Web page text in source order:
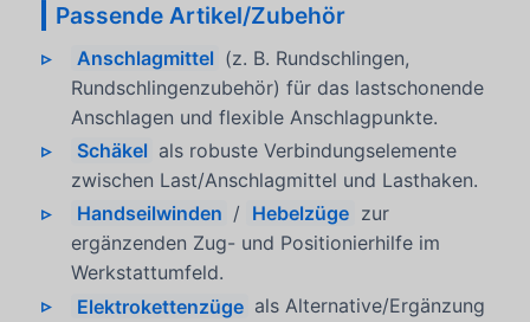
Passende Artikel/Zubehör
Anschlagmittel (z. B. Rundschlingen,
Rundschlingenzubehör) für das lastschonende
Anschlagen und flexible Anschlagpunkte.
Schäkel als robuste Verbindungselemente
zwischen Last/Anschlagmittel und Lasthaken.
Handseilwinden / Hebelzüge zur
ergänzenden Zug- und Positionierhilfe im
Werkstattumfeld.
Elektrokettenzüge als Alternative/Ergänzung